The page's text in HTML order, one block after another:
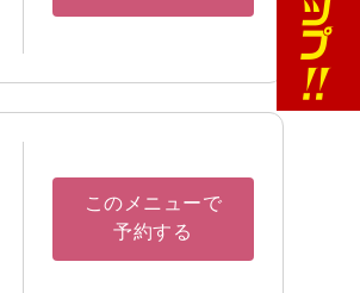
このメニューで
予約する